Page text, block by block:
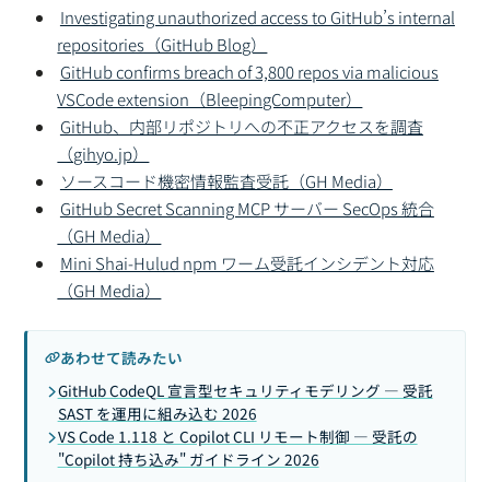
Investigating unauthorized access to GitHub’s internal
repositories（GitHub Blog）
GitHub confirms breach of 3,800 repos via malicious
VSCode extension（BleepingComputer）
GitHub、内部リポジトリへの不正アクセスを調査
（gihyo.jp）
ソースコード機密情報監査受託（GH Media）
GitHub Secret Scanning MCP サーバー SecOps 統合
（GH Media）
Mini Shai-Hulud npm ワーム受託インシデント対応
（GH Media）
あわせて読みたい
GitHub CodeQL 宣言型セキュリティモデリング — 受託
SAST を運用に組み込む 2026
VS Code 1.118 と Copilot CLI リモート制御 — 受託の
"Copilot 持ち込み" ガイドライン 2026